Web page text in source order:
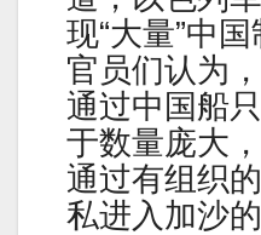
现“大量”中国
官员们认为
通过中国船
于数量庞大
通过有组织
私进入加沙的